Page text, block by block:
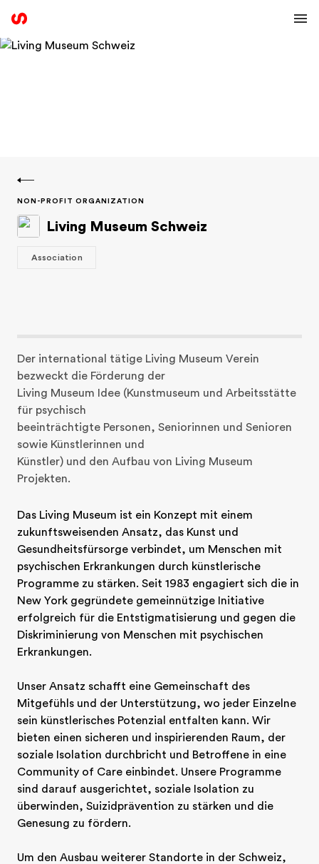
NON-PROFIT ORGANIZATION
Living Museum Schweiz
Association
Der international tätige Living Museum Verein
bezweckt die Förderung der
Living Museum Idee (Kunstmuseum und Arbeitsstätte
für psychisch
beeinträchtigte Personen, Seniorinnen und Senioren
sowie Künstlerinnen und
Künstler) und den Aufbau von Living Museum
Projekten.
Das Living Museum ist ein Konzept mit einem
zukunftsweisenden Ansatz, das Kunst und
Gesundheitsfürsorge verbindet, um Menschen mit
psychischen Erkrankungen durch künstlerische
Programme zu stärken. Seit 1983 engagiert sich die in
New York gegründete gemeinnützige Initiative
erfolgreich für die Entstigmatisierung und gegen die
Diskriminierung von Menschen mit psychischen
Erkrankungen.
Unser Ansatz schafft eine Gemeinschaft des
Mitgefühls und der Unterstützung, wo jeder Einzelne
sein künstlerisches Potenzial entfalten kann. Wir
bieten einen sicheren und inspirierenden Raum, der
soziale Isolation durchbricht und Betroffene in eine
Community of Care einbindet. Unsere Programme
sind darauf ausgerichtet, soziale Isolation zu
überwinden, Suizidprävention zu stärken und die
Genesung zu fördern.
Um den Ausbau weiterer Standorte in der Schweiz,